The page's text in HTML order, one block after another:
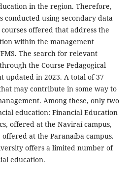
in the region. Therefore,
conducted using secondary data
offered that address the
within the management
The search for relevant
the Course Pedagogical
updated in 2023. A total of 37
may contribute in some way to
Among these, only two
education: Financial Education
offered at the Naviraí campus,
at the Paranaíba campus.
offers a limited number of
education.